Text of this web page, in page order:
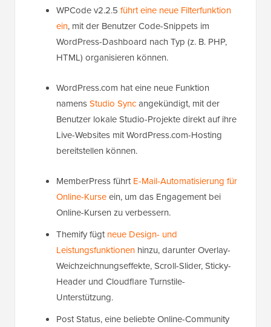
WPCode v2.2.5 führt eine neue Filterfunktion
ein, mit der Benutzer Code-Snippets im
WordPress-Dashboard nach Typ (z. B. PHP,
HTML) organisieren können.
WordPress.com hat eine neue Funktion
namensStudio Syncangekündigt, mit der
Benutzer lokale Studio-Projekte direkt auf ihre
Live-Websites mit WordPress.com-Hosting
bereitstellen können.
MemberPress führtE-Mail-Automatisierung für
Online-Kurseein, um das Engagement bei
Online-Kursen zu verbessern.
Themify fügtneue Design- und
Leistungsfunktionen hinzu, darunter Overlay-
Weichzeichnungseffekte, Scroll-Slider, Sticky-
Header und Cloudflare Turnstile-
Unterstützung.
Post Status, eine beliebte Online-Community